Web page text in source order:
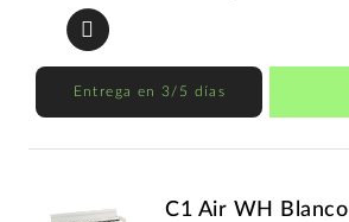
Entrega en 3/5 días
C1 Air WH Blanco